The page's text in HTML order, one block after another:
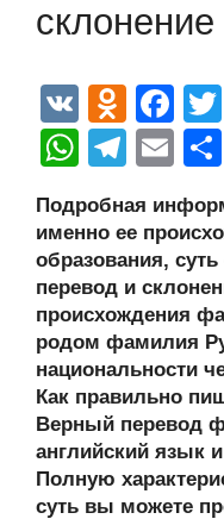
V
K
O
d
n
o
kl
a
ss
ni
ki
F
a
c
e
b
o
o
k
W
at
s
A
p
p
T
e
gr
a
m
E
ail
Подробная
именно ее
образования,
перевод и
происхождения
родом фамилия
национальности
Как правильно
Верный перевод
английский язык
Полную
суть вы можете